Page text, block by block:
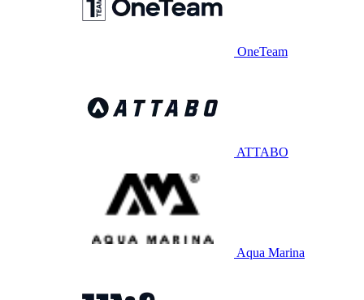
OneTeam
ATTABO
Aqua Marina